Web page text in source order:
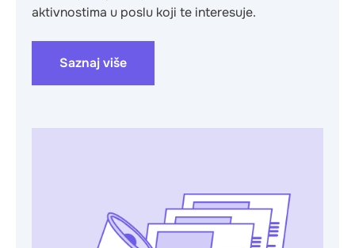
aktivnostima u poslu koji te interesuje.
Saznaj više